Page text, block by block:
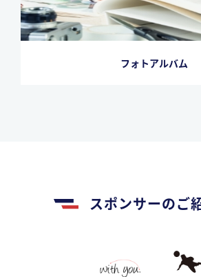
フォトアルバム
スポンサーのご